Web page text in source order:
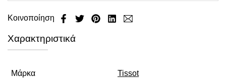
Κοινοποίηση
Χαρακτηριστικά
Μάρκα
Tissot